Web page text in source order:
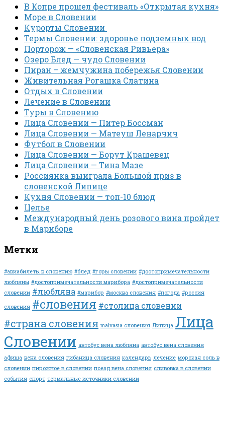
В Копре прошел фестиваль «Открытая кухня»
Море в Словении
Курорты Словении
Термы Словении: здоровье подземных вод
Порторож — «Словенская Ривьера»
Озеро Блед — чудо Словении
Пиран – жемчужина побережья Словении
Живительная Рогашка Слатина
Отдых в Словении
Лечение в Словении
Туры в Словению
Лица Словении — Питер Боссман
Лица Словении — Матеуш Ленарчич
Футбол в Словении
Лица Словении — Борут Крашевец
Лица Словении — Тина Мазе
Россиянка выиграла Большой приз в
словенской Липице
Кухня Словении — топ-10 блюд
Целье
Международный день розового вина пройдет
в Мариборе
Метки
#авиабилеты в словению #блед #горы словении #достопримечательности
любляны #достопримечательности марибора #достопримечательности
словении #любляна #марибор #москва словения #погода #россия
словения #словения #столица словении
#страна словения malvasia словения Липица Лица
Словении автобус вена любляна автобус вена словения
афиша вена словения гибаница словения календарь лечение морская соль в
словении пирожное в словении поезд вена словения сливовка в словении
события спорт термальные источники словении